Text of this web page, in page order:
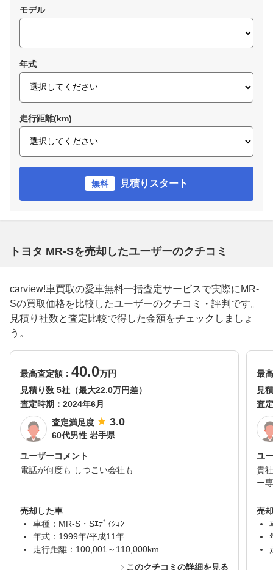
モデル
年式
走行距離(km)
無料 見積りスタート
トヨタ MR-Sを売却したユーザーのクチコミ
carview!車買取の愛車無料一括査定サービスで実際にMR-
Sの買取価格を比較したユーザーのクチコミ・評判です。
見積り社数と査定比較で得した金額をチェックしましょ
う。
最高査定額： 40.0万円
見積り数 5社（最大22.0万円差）
査定時期： 2024年6月
査定満足度
3.0
60代男性 岩手県
ユーザーコメント
電話が何度も しつこい会社も
売却した車
車種：MR-S・Sｴﾃﾞｨｼｮﾝ
年式：1999年/平成11年
走行距離：100,001～110,000km
このクチコミの詳細を見る
最
見
査
ユ
貴
ー
売